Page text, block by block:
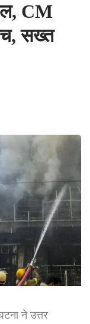
CM
सख्त
ने उत्तर